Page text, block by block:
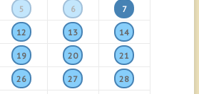
5 6 7
12 13 14
19 20 21
26 27 28